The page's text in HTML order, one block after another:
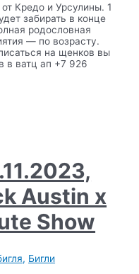
Кредо и Урсулины. 1
забирать в конце
родословная
— по возрасту.
на щенков вы
в ватц ап +7 926
Austin x
Show
, Бигли